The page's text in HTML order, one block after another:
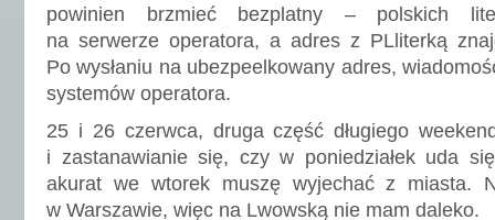
powinien brzmieć bezplatny – polskich
na serwerze operatora, a adres z PLliterką
Po wysłaniu na ubezpeelkowany adres,
systemów operatora.
25 i 26 czerwca, druga część długiego
i zastanawianie się, czy w poniedziałek uda
akurat we wtorek muszę wyjechać z miasta.
w Warszawie, więc na Lwowską nie mam daleko.